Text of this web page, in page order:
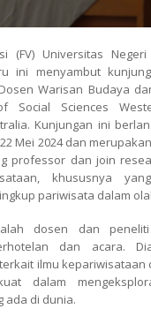
(FV) Universitas Negeri
ini menyambut
Warisan Budaya
Social Sciences
Kunjungan ini
Mei 2024 dan
professor dan join
khususnya
pariwisata dalam
dosen dan
dan acara.
ilmu kepariwisataan
dalam
ada di dunia.